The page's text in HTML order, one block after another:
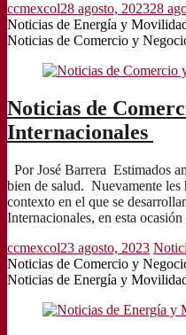
ccmexcol28 agosto, 202328
Noticias de Energía y
Noticias de Comercio y
Noticias de
Internacionales
Por José Barrera Estimados
bien de salud. Nuevamente
contexto en el que se
Internacionales, en esta
ccmexcol23 agosto, 2023
Noticias de Comercio y
Noticias de Energía y